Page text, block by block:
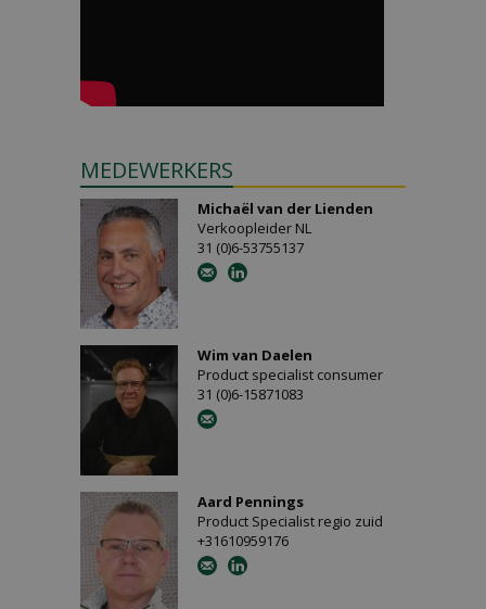
MEDEWERKERS
Michaël van der Lienden
Verkoopleider NL
31 (0)6-53755137
Wim van Daelen
Product specialist consumer
31 (0)6-15871083
Aard Pennings
Product Specialist regio zuid
+31610959176